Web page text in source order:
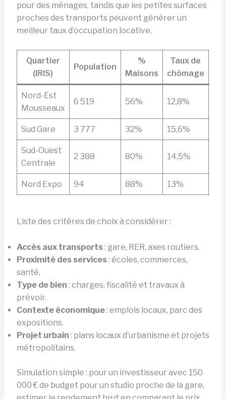
pour des ménages, tandis que les petites surfaces
proches des transports peuvent générer un
meilleur taux d’occupation locative.
Quartier
(IRIS)
Population
%
Maisons
Taux de
chômage
Nord-Est
Mousseaux
6 519 56% 12,8%
Sud Gare 3 777 32% 15,6%
Sud-Ouest
Centrale
2 388 80% 14,5%
Nord Expo 94 88% 13%
Liste des critères de choix à considérer :
Accès aux transports: gare, RER, axes routiers.
Proximité des services: écoles, commerces,
santé.
Type de bien : charges, fiscalité et travaux à
prévoir.
Contexte économique: emplois locaux, parc des
expositions.
Projet urbain : plans locaux d’urbanisme et projets
métropolitains.
Simulation simple : pour un investisseur avec 150
000 € de budget pour un studio proche de la gare,